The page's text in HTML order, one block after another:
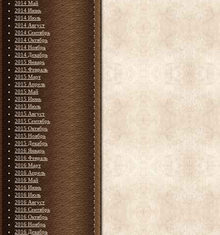
2014 Май
2014 Июнь
2014 Июль
2014 Август
2014 Сентябрь
2014 Октябрь
2014 Ноябрь
2014 Декабрь
2015 Январь
2015 Февраль
2015 Март
2015 Апрель
2015 Май
2015 Июнь
2015 Июль
2015 Август
2015 Сентябрь
2015 Октябрь
2015 Ноябрь
2015 Декабрь
2016 Январь
2016 Февраль
2016 Март
2016 Апрель
2016 Май
2016 Июнь
2016 Июль
2016 Август
2016 Сентябрь
2016 Октябрь
2016 Ноябрь
2016 Декабрь